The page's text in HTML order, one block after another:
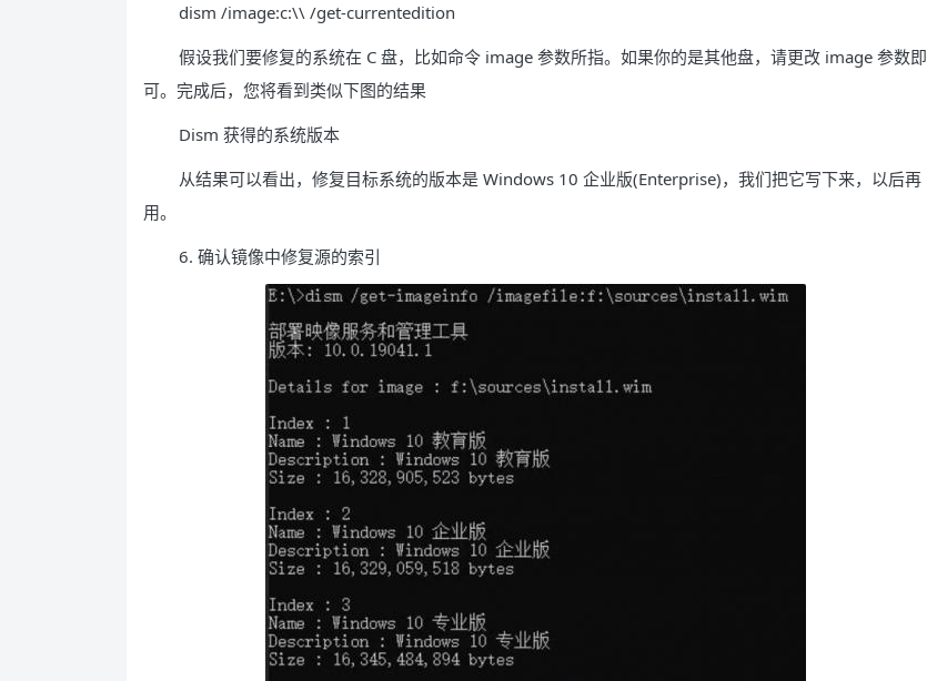
dism /image:c:\\ /get-currentedition
假设我们要修复的系统在 C 盘，比如命令 image 参数所指。如果你的是其他盘，请更改 image 参数即
可。完成后，您将看到类似下图的结果
Dism 获得的系统版本
从结果可以看出，修复目标系统的版本是 Windows 10 企业版(Enterprise)，我们把它写下来，以后再
用。
6. 确认镜像中修复源的索引